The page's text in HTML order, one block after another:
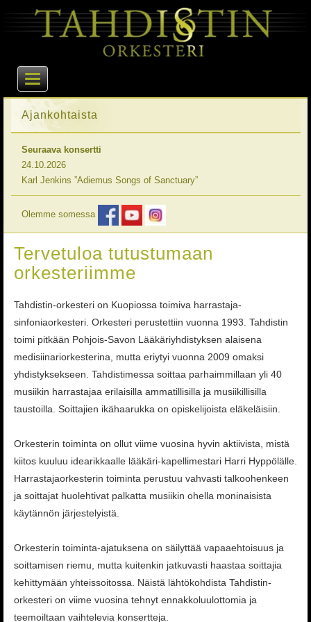
Ajankohtaista
Seuraava konsertti
24.10.2026
Karl Jenkins ”Adiemus Songs of Sanctuary”
Olemme somessa
Tervetuloa tutustumaan
orkesteriimme
Tahdistin-orkesteri on Kuopiossa toimiva harrastaja-
sinfoniaorkesteri. Orkesteri perustettiin vuonna 1993. Tahdistin
toimi pitkään Pohjois-Savon Lääkäriyhdistyksen alaisena
medisiinariorkesterina, mutta eriytyi vuonna 2009 omaksi
yhdistyksekseen. Tahdistimessa soittaa parhaimmillaan yli 40
musiikin harrastajaa erilaisilla ammatillisilla ja musiikillisilla
taustoilla. Soittajien ikähaarukka on opiskelijoista eläkeläisiin.
Orkesterin toiminta on ollut viime vuosina hyvin aktiivista, mistä
kiitos kuuluu idearikkaalle lääkäri-kapellimestari Harri Hyppölälle.
Harrastajaorkesterin toiminta perustuu vahvasti talkoohenkeen
ja soittajat huolehtivat palkatta musiikin ohella moninaisista
käytännön järjestelyistä.
Orkesterin toiminta-ajatuksena on säilyttää vapaaehtoisuus ja
soittamisen riemu, mutta kuitenkin jatkuvasti haastaa soittajia
kehittymään yhteissoitossa. Näistä lähtökohdista Tahdistin-
orkesteri on viime vuosina tehnyt ennakkoluulottomia ja
teemoiltaan vaihtelevia konsertteja.